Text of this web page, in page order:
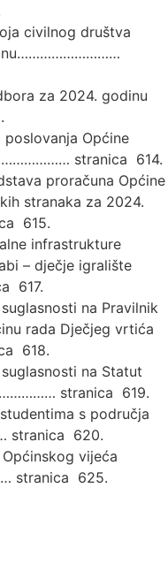
civilnog društva
za 2024. godinu
Općine
stranica 614.
proračuna Općine
stranaka za 2024.
615.
infrastrukture
– dječje igralište
617.
na Pravilnik
rada Dječjeg vrtića
618.
na Statut
stranica 619.
s područja
stranica 620.
vijeća
stranica 625.